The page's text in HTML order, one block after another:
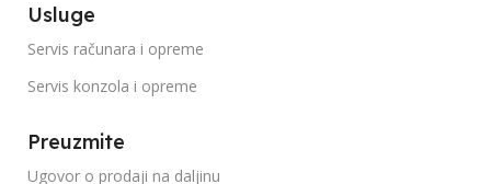
Usluge
Servis računara i opreme
Servis konzola i opreme
Preuzmite
Ugovor o prodaji na daljinu